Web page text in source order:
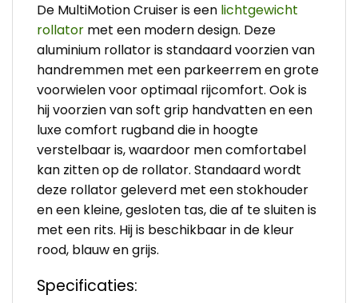
De MultiMotion Cruiser is een lichtgewicht
rollator met een modern design. Deze
aluminium rollator is standaard voorzien van
handremmen met een parkeerrem en grote
voorwielen voor optimaal rijcomfort. Ook is
hij voorzien van soft grip handvatten en een
luxe comfort rugband die in hoogte
verstelbaar is, waardoor men comfortabel
kan zitten op de rollator. Standaard wordt
deze rollator geleverd met een stokhouder
en een kleine, gesloten tas, die af te sluiten is
met een rits. Hij is beschikbaar in de kleur
rood, blauw en grijs.
Specificaties: